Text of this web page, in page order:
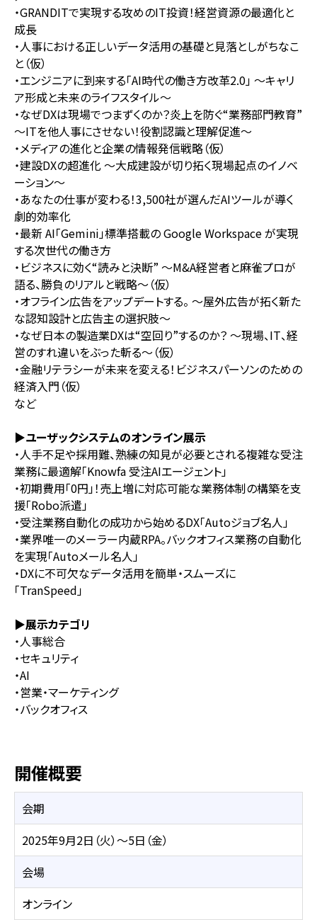
・GRANDITで実現する攻めのIT投資！経営資源の最適化と
成長
・人事における正しいデータ活用の基礎と見落としがちなこ
と（仮）
・エンジニアに到来する「AI時代の働き方改革2.0」 ～キャリ
ア形成と未来のライフスタイル～
・なぜDXは現場でつまずくのか？炎上を防ぐ“業務部門教育”
～ITを他人事にさせない！役割認識と理解促進～
・メディアの進化と企業の情報発信戦略（仮）
・建設DXの超進化 〜大成建設が切り拓く現場起点のイノベ
ーション〜
・あなたの仕事が変わる！3,500社が選んだAIツールが導く
劇的効率化
・最新 AI「Gemini」標準搭載の Google Workspace が実現
する次世代の働き方
・ビジネスに効く“読みと決断” ～M&A経営者と麻雀プロが
語る、勝負のリアルと戦略～（仮）
・オフライン広告をアップデートする。 ～屋外広告が拓く新た
な認知設計と広告主の選択肢～
・なぜ日本の製造業DXは“空回り”するのか？ 〜現場、IT、経
営のすれ違いをぶった斬る〜（仮）
・金融リテラシーが未来を変える！ビジネスパーソンのための
経済入門（仮）
など
▶ユーザックシステムのオンライン展示
・人手不足や採用難、熟練の知見が必要とされる複雑な受注
業務に最適解「Knowfa 受注AIエージェント」
・初期費用「0円」！売上増に対応可能な業務体制の構築を支
援「Robo派遣」
・受注業務自動化の成功から始めるDX「Autoジョブ名人」
・業界唯一のメーラー内蔵RPA。バックオフィス業務の自動化
を実現「Autoメール名人」
・DXに不可欠なデータ活用を簡単・スムーズに
「TranSpeed」
▶展示カテゴリ
・人事総合
・セキュリティ
・AI
・営業・マーケティング
・バックオフィス
開催概要
会期
2025年9月2日（火）～5日（金）
会場
オンライン